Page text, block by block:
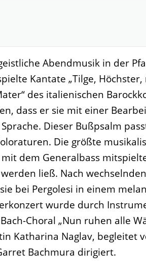
Abendmusik in der
Kantate „Tilge, Höchster,
des italienischen
dass er sie mit einer
Dieser Bußpsalm
Die größte
dem Generalbass
ließ. Nach
bei Pergolesi in einem
wurde durch
Choral „Nun ruhen alle
Katharina Naglav, begleitet
Bachmura dirigiert.